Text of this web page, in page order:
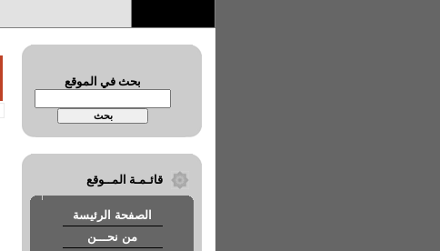
بحث في الموقع
قائـمـة المــوقع
الصفحة الرئيسة
من نحـــن